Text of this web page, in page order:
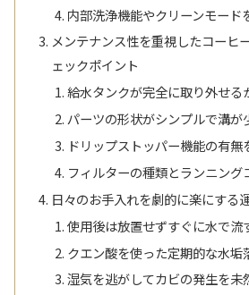
内部洗浄機能やクリーンモード
メンテナンス性を重視したコーヒ
ェックポイント
給水タンクが完全に取り外せる
パーツの形状がシンプルで溝が
ドリップストッパー機能の有無
フィルターの種類とランニング
日々のお手入れを劇的に楽にする
使用後は放置せずすぐに水で流
クエン酸を使った定期的な水垢
湿気を逃がしてカビの発生を未